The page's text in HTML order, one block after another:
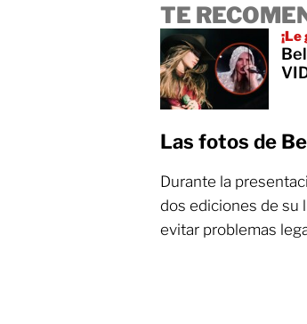
TE
Las fotos de
Durante la
dos ediciones de su
evitar problemas